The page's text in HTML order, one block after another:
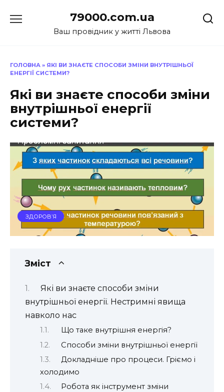
до
79000.com.ua
Ваш провідник у житті Львова
ГОЛОВНА » ЯКІ ВИ ЗНАЄТЕ СПОСОБИ ЗМІНИ ВНУТРІШНЬОЇ
ЕНЕРГІЇ СИСТЕМИ?
Які ви знаєте способи зміни
внутрішньої енергії
системи?
ЗДОРОВ’Я
Зміст
Які ви знаєте способи зміни
внутрішньої енергії. Нестримні явища
навколо нас
Що таке внутрішня енергія?
Способи зміни внутрішньої енергії
Докладніше про процеси. Гріємо і
холодимо
Робота як інструмент зміни